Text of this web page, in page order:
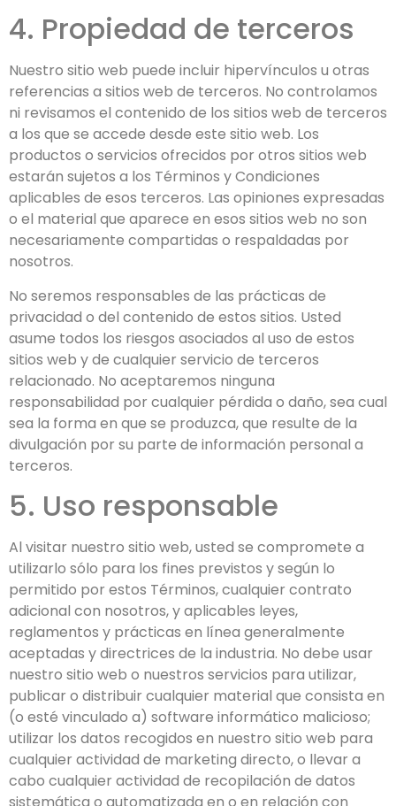
4. Propiedad de terceros
Nuestro sitio web puede incluir hipervínculos u otras
referencias a sitios web de terceros. No controlamos
ni revisamos el contenido de los sitios web de terceros
a los que se accede desde este sitio web. Los
productos o servicios ofrecidos por otros sitios web
estarán sujetos a los Términos y Condiciones
aplicables de esos terceros. Las opiniones expresadas
o el material que aparece en esos sitios web no son
necesariamente compartidas o respaldadas por
nosotros.
No seremos responsables de las prácticas de
privacidad o del contenido de estos sitios. Usted
asume todos los riesgos asociados al uso de estos
sitios web y de cualquier servicio de terceros
relacionado. No aceptaremos ninguna
responsabilidad por cualquier pérdida o daño, sea cual
sea la forma en que se produzca, que resulte de la
divulgación por su parte de información personal a
terceros.
5. Uso responsable
Al visitar nuestro sitio web, usted se compromete a
utilizarlo sólo para los fines previstos y según lo
permitido por estos Términos, cualquier contrato
adicional con nosotros, y aplicables leyes,
reglamentos y prácticas en línea generalmente
aceptadas y directrices de la industria. No debe usar
nuestro sitio web o nuestros servicios para utilizar,
publicar o distribuir cualquier material que consista en
(o esté vinculado a) software informático malicioso;
utilizar los datos recogidos en nuestro sitio web para
cualquier actividad de marketing directo, o llevar a
cabo cualquier actividad de recopilación de datos